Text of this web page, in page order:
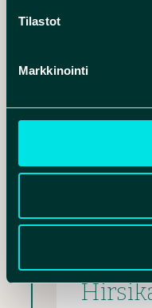
Tilastot
Markkinointi
Die